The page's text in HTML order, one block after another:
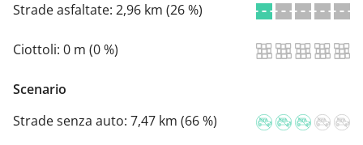
Strade asfaltate: 2,96 km (26 %)
Ciottoli: 0 m (0 %)
Scenario
Strade senza auto: 7,47 km (66 %)